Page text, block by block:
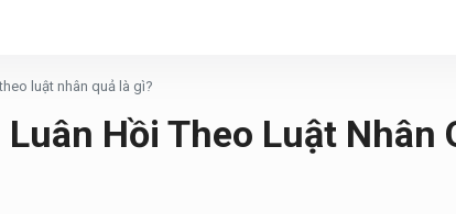
luật nhân quả là gì?
Hồi Theo Luật Nhân